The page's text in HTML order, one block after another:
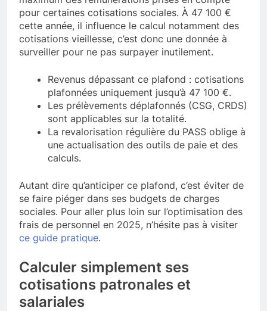
pour certaines cotisations sociales. À 47 100 €
cette année, il influence le calcul notamment des
cotisations vieillesse, c’est donc une donnée à
surveiller pour ne pas surpayer inutilement.
Revenus dépassant ce plafond : cotisations
plafonnées uniquement jusqu’à 47 100 €.
Les prélèvements déplafonnés (CSG, CRDS)
sont applicables sur la totalité.
La revalorisation régulière du PASS oblige à
une actualisation des outils de paie et des
calculs.
Autant dire qu’anticiper ce plafond, c’est éviter de
se faire piéger dans ses budgets de charges
sociales. Pour aller plus loin sur l’optimisation des
frais de personnel en 2025, n’hésite pas à visiter
ce guide pratique.
Calculer simplement ses
cotisations patronales et
salariales